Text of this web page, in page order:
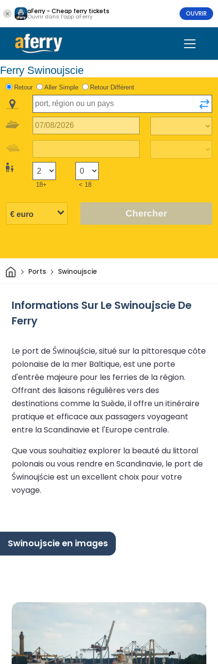
aFerry - Cheap ferry tickets
Ouvrir dans l'app aFerry OUVRIR
Ferry Swinoujscie
Retour Aller Simple Retour Différent
18+ < 18
Chercher
Maison
Ports Swinoujscie
Informations Sur Le Swinoujscie De
Ferry
Le port de Świnoujście, situé sur la pittoresque côte
polonaise de la mer Baltique, est une porte
d'entrée majeure pour les ferries de la région.
Offrant des liaisons régulières vers des
destinations comme la Suède, il offre un itinéraire
pratique et efficace aux passagers voyageant
entre la Scandinavie et l'Europe centrale.
Que vous souhaitiez explorer la beauté du littoral
polonais ou vous rendre en Scandinavie, le port de
Świnoujście est un excellent choix pour votre
voyage.
Swinoujscie en images